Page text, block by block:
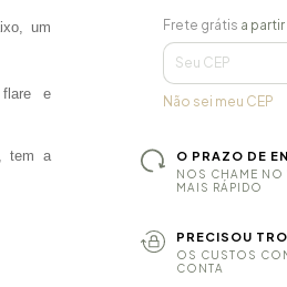
um
flare e
tem a
Frete grátis
Entregas para o CEP:
Frete grátis a
Não sei meu CEP
O PRAZO DE
NOS CHAME NO
MAIS RÁPIDO
PRECISOU
OS CUSTOS
CONTA